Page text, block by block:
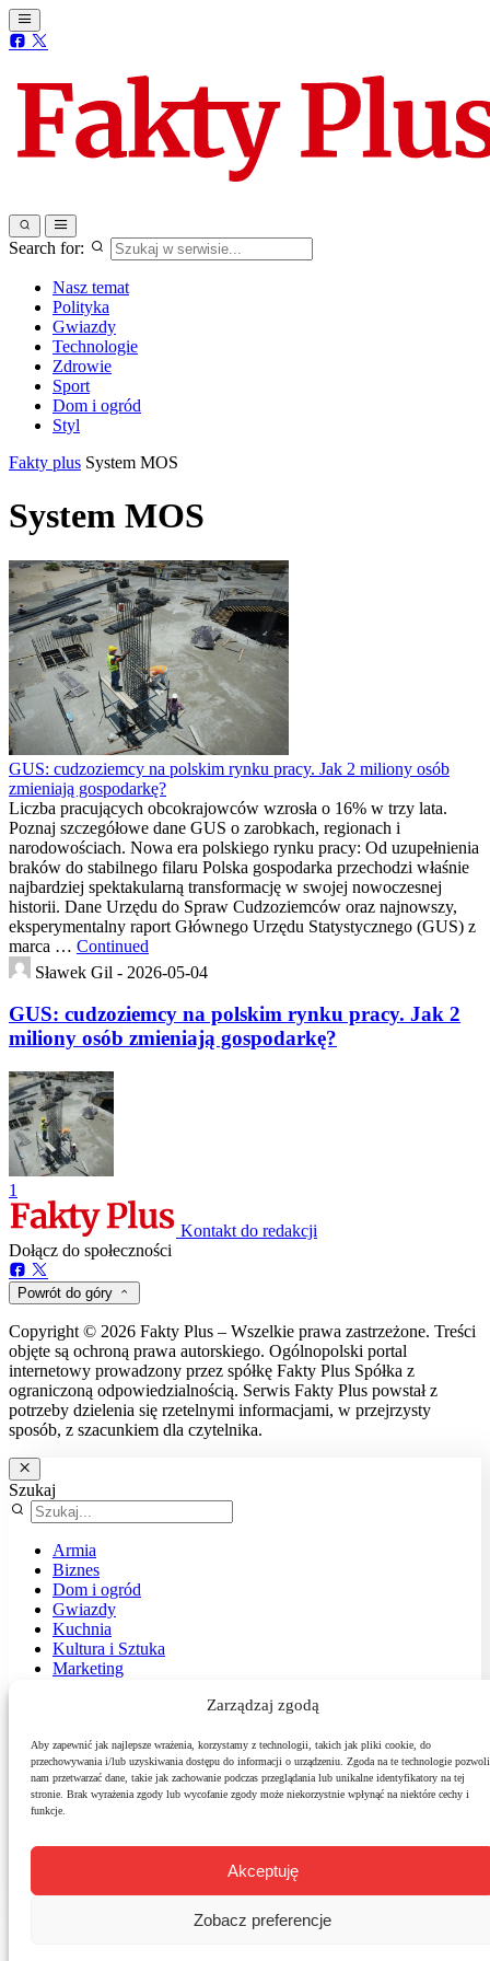
Zarządzaj zgodą
Aby zapewnić jak najlepsze wrażenia, korzystamy z technologii, takich jak pliki cookie, do
przechowywania i/lub uzyskiwania dostępu do informacji o urządzeniu. Zgoda na te technologie pozwoli
nam przetwarzać dane, takie jak zachowanie podczas przeglądania lub unikalne identyfikatory na tej
stronie. Brak wyrażenia zgody lub wycofanie zgody może niekorzystnie wpłynąć na niektóre cechy i
funkcje.
Akceptuję
Zobacz preferencje
Search for:
Nasz temat
Polityka
Gwiazdy
Technologie
Zdrowie
Sport
Dom i ogród
Styl
Fakty plus System MOS
System MOS
GUS: cudzoziemcy na polskim rynku pracy. Jak 2 miliony osób
zmieniają gospodarkę?
Liczba pracujących obcokrajowców wzrosła o 16% w trzy lata.
Poznaj szczegółowe dane GUS o zarobkach, regionach i
narodowościach. Nowa era polskiego rynku pracy: Od uzupełnienia
braków do stabilnego filaru Polska gospodarka przechodzi właśnie
najbardziej spektakularną transformację w swojej nowoczesnej
historii. Dane Urzędu do Spraw Cudzoziemców oraz najnowszy,
eksperymentalny raport Głównego Urzędu Statystycznego (GUS) z
marca … Continued
Sławek Gil - 2026-05-04
GUS: cudzoziemcy na polskim rynku pracy. Jak 2
miliony osób zmieniają gospodarkę?
1
Kontakt do redakcji
Dołącz do społeczności
Powrót do góry
Copyright © 2026 Fakty Plus – Wszelkie prawa zastrzeżone. Treści
objęte są ochroną prawa autorskiego. Ogólnopolski portal
internetowy prowadzony przez spółkę Fakty Plus Spółka z
ograniczoną odpowiedzialnością. Serwis Fakty Plus powstał z
potrzeby dzielenia się rzetelnymi informacjami, w przejrzysty
sposób, z szacunkiem dla czytelnika.
Szukaj
Armia
Biznes
Dom i ogród
Gwiazdy
Kuchnia
Kultura i Sztuka
Marketing
Podróże
Polityka
Sport
Środowisko
Technologie